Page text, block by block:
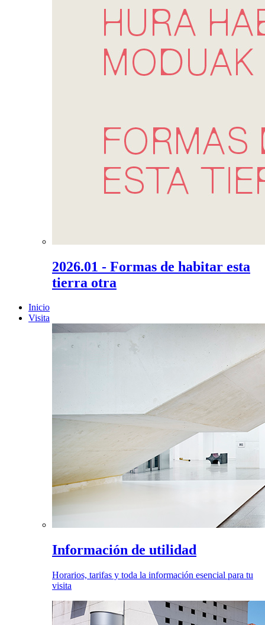
2026.01 - Formas de habitar esta
tierra otra
Inicio
Visita
Información de utilidad
Horarios, tarifas y toda la información esencial para tu
visita